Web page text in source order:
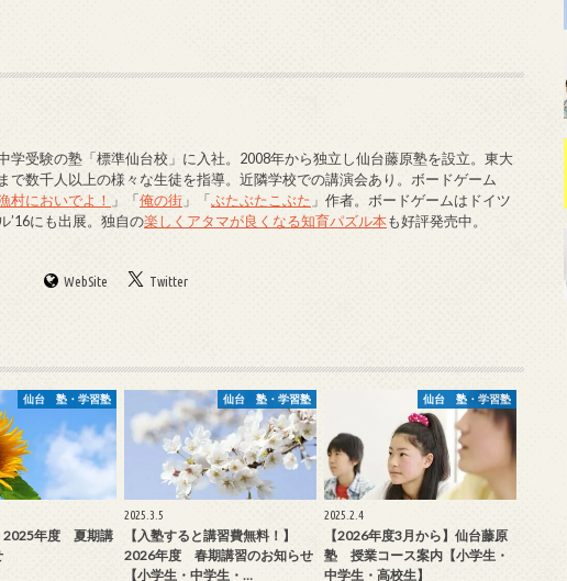
学受験の塾「標準仙台校」に入社。2008年から独立し仙台藤原塾を設立。東大
で数千人以上の様々な生徒を指導。近隣学校での講演会あり。ボードゲーム
村においでよ！ 」「俺の街 」「ぶたぶたこぶた 」作者。ボードゲームはドイツ
’16にも出展。独自の楽しくアタマが良くなる知育パズル本も好評発売中。
WebSite Twitter
仙台 塾・学習塾
年度 夏期講
仙台 塾・学習塾
2025.3.5
【入塾すると講習費無料！】
2026年度 春期講習のお知らせ
【小学生・中学生・…
仙台 塾・学習塾
2025.2.4
【2026年度3月から】仙台藤原
塾 授業コース案内【小学生・
中学生・高校生】